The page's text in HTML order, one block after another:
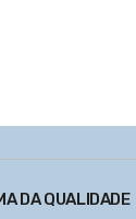
DA QUALIDADE